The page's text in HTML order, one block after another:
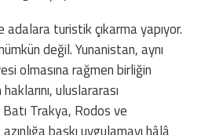
adalara turistik çıkarma yapıyor.
değil. Yunanistan, aynı
olmasına rağmen birliğin
uluslararası
Trakya, Rodos ve
baskı uygulamayı hâlâ